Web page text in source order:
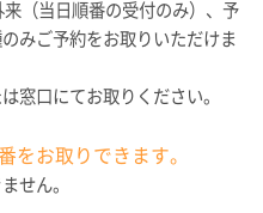
（当日順番の受付のみ）、予
みご予約をお取りいただけま
窓口にてお取りください。
をお取りできます。
せん。